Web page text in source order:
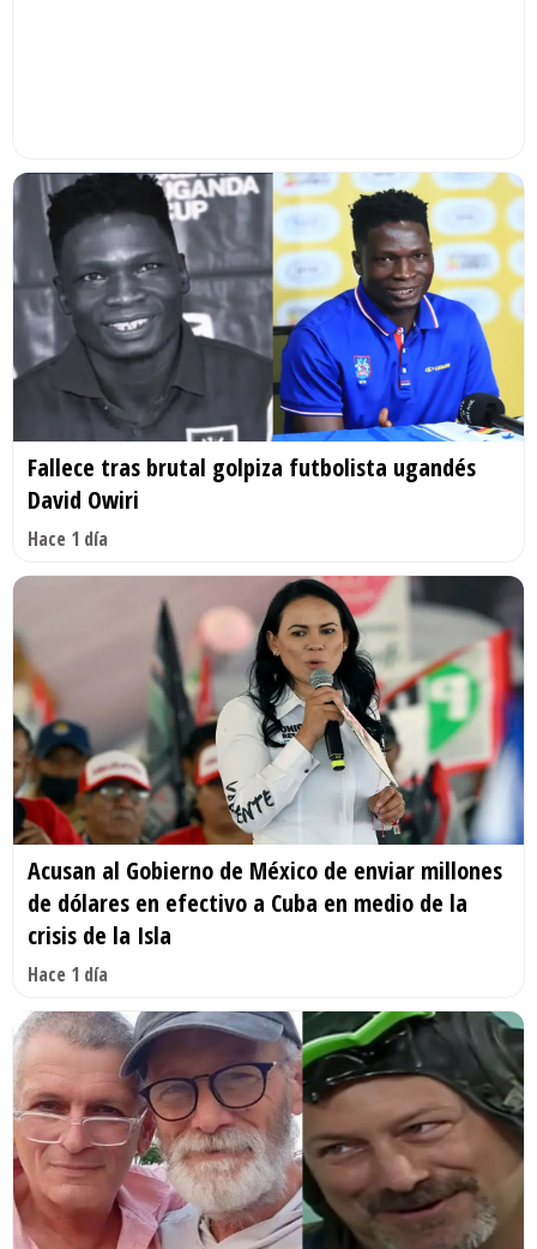
Fallece tras brutal golpiza futbolista ugandés
David Owiri
Hace 1 día
Acusan al Gobierno de México de enviar millones
de dólares en efectivo a Cuba en medio de la
crisis de la Isla
Hace 1 día